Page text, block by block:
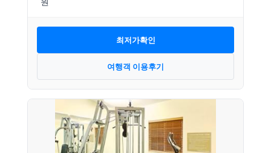
최저가확인
여행객 이용후기